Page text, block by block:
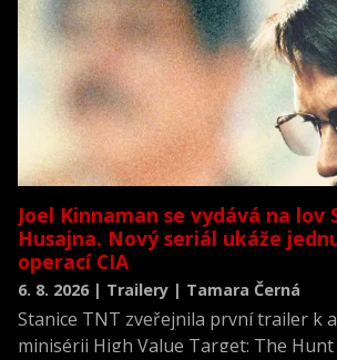
Joel Kinnaman se vydává na lov
Husajna. Nový seriál ukáže
operací CIA
6. 8. 2026 | Trailery | Tamara Černá
Stanice TNT zveřejnila první trailer k
minisérii High Value Target: The Hunt